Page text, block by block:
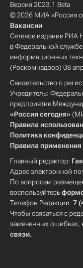
Версия 2023.1 Beta
© 2026 МИА «Россия
Вакансии
Сетевое издание РИА
в Федеральной
информационных
(Роскомнадзор) 08
Свидетельство о
Учредитель:
предприятие
«Россия сегодня»
Правила
Политика
Правила применения
Главный редактор:
Адрес электронной
По вопросам
воспользуйтесь
Телефон Редакции: 7
Чтобы связаться с
замеченных ошибках,
связи.